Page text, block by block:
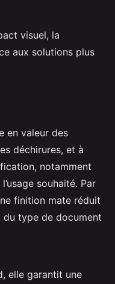
visuel, la
aux solutions plus
en valeur des
déchirures, et à
notamment
souhaité. Par
finition mate réduit
type de document
elle garantit une